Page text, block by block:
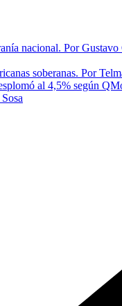
nacional. Por Gustavo
soberanas. Por
al 4,5% según